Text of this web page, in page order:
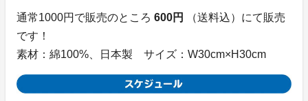
通常1000円で販売のところ 600円
（送料込）にて販売
です！
素材：綿100%、日本製 サイズ：W30cm×H30cm